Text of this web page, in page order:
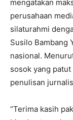
mengatakan
perusahaan
silaturahmi
Susilo Bambang
nasional.
sosok yang
penulisan
“Terima kasih